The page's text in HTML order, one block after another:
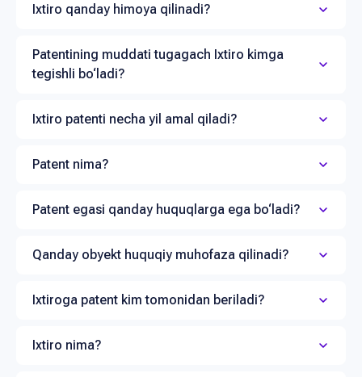
Ixtiro qanday himoya qilinadi?
Patentining muddati tugagach Ixtiro kimga
tegishli bo‘ladi?
Ixtiro patenti necha yil amal qiladi?
Patent nima?
Patent egasi qanday huquqlarga ega bo‘ladi?
Qanday obyekt huquqiy muhofaza qilinadi?
Ixtiroga patent kim tomonidan beriladi?
Ixtiro nima?